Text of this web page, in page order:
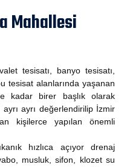
Mahallesi
tesisatı, banyo tesisatı,
tesisat alanlarında yaşanan
kadar birer başlık olarak
ayrı değerlendirilip İzmir
kişilerce yapılan önemli
hızlıca açıyor drenaj
musluk, sifon, klozet su